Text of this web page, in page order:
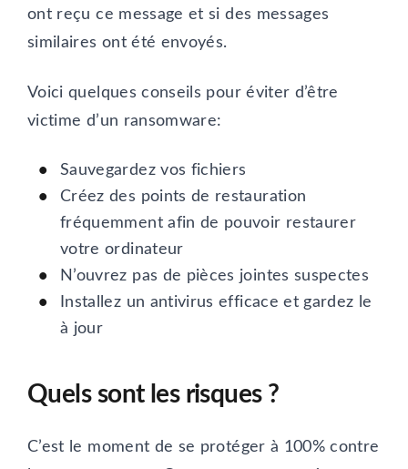
ont reçu ce message et si des messages
similaires ont été envoyés.
Voici quelques conseils pour éviter d’être
victime d’un ransomware:
Sauvegardez vos fichiers
Créez des points de restauration
fréquemment afin de pouvoir restaurer
votre ordinateur
N’ouvrez pas de pièces jointes suspectes
Installez un antivirus efficace et gardez le
à jour
Quels sont les risques ?
C’est le moment de se protéger à 100% contre